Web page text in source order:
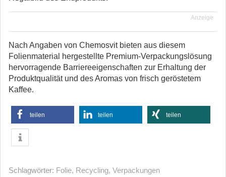
Anzeige
Nach Angaben von Chemosvit bieten aus diesem
Folienmaterial hergestellte Premium-Verpackungslösung
hervorragende Barriereeigenschaften zur Erhaltung der
Produktqualität und des Aromas von frisch geröstetem
Kaffee.
teilen teilen teilen
Schlagwörter: Folie, Recycling, Verpackungen